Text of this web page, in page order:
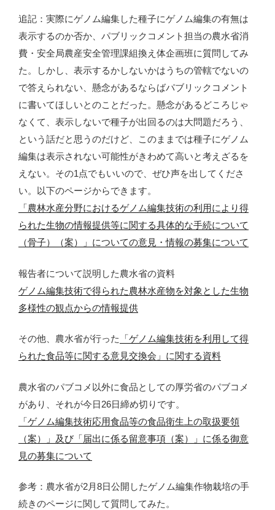
追記：実際にゲノム編集した種子にゲノム編集の有無は
表示するのか否か、パブリックコメント担当の農水省消
費・安全局農産安全管理課組換え体企画班に質問してみ
た。しかし、表示するかしないかはうちの管轄でないの
で答えられない、懸念があるならばパブリックコメント
に書いてほしいとのことだった。懸念があるどころじゃ
なくて、表示しないで種子が出回るのは大問題だろう、
という話だと思うのだけど、このままでは種子にゲノム
編集は表示されない可能性がきわめて高いと考えざるを
えない。その1点でもいいので、ぜひ声を出してくださ
い。以下のページからできます。
「農林水産分野におけるゲノム編集技術の利用により得
られた生物の情報提供等に関する具体的な手続について
（骨子）（案）」についての意見・情報の募集について
報告者について説明した農水省の資料
ゲノム編集技術で得られた農林水産物を対象とした生物
多様性の観点からの情報提供
その他、農水省が行った
「ゲノム編集技術を利用して得
られた食品等に関する意見交換会」に関する資料
農水省のパブコメ以外に食品としての厚労省のパブコメ
があり、それが今日26日締め切りです。
「ゲノム編集技術応用食品等の食品衛生上の取扱要領
（案）」及び「届出に係る留意事項（案）」に係る御意
見の募集について
参考：農水省が2月8日公開したゲノム編集作物栽培の手
続きのページに関して質問してみた。